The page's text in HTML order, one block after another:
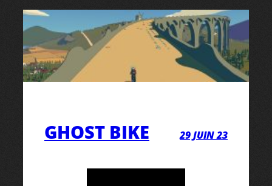
GHOST BIKE 29 JUIN 23